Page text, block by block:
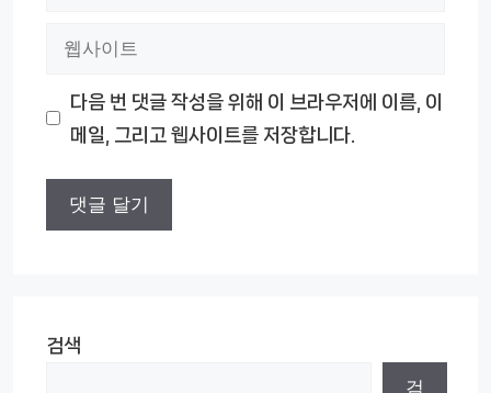
다음 번 댓글 작성을 위해 이 브라우저에 이름, 이
메일, 그리고 웹사이트를 저장합니다.
검색
검